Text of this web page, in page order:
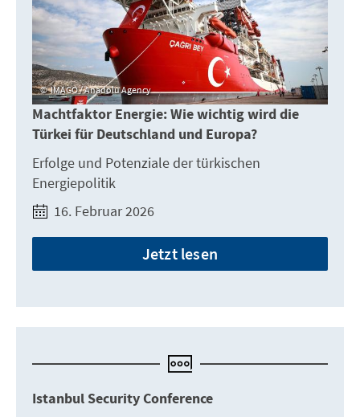
IMAGO / Anadolu Agency
Machtfaktor Energie: Wie wichtig wird die
Türkei für Deutschland und Europa?
Erfolge und Potenziale der türkischen
Energiepolitik
16. Februar 2026
Jetzt lesen
Istanbul Security Conference